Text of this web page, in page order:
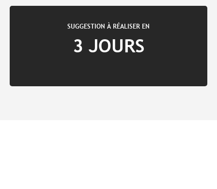
SUGGESTION À RÉALISER EN
3 JOURS